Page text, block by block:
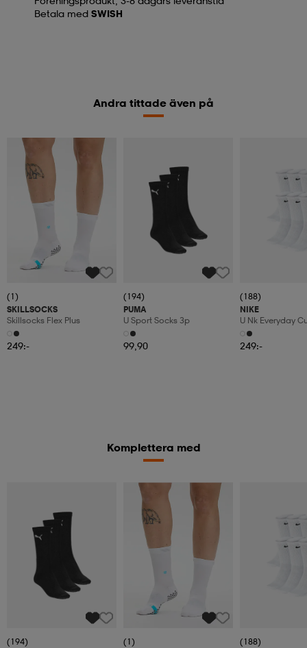
Betala med SWISH
Andra tittade även på
(1)
SKILLSOCKS
Skillsocks Flex Plus
249:-
(194)
PUMA
U Sport Socks 3p
99,90
(188)
NIKE
U Nk Everyday
6pr-Bd
249:-
Komplettera med
(194)
(1)
(188)